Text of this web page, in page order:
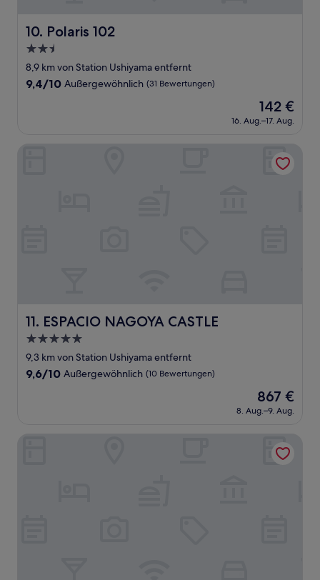
10. Polaris 102
Polaris 102
2.5-
Sterne-
Unterkunft
8,9 km von Station Ushiyama entfernt
9.4
Bewertungen)
9,4/10 Außergewöhnlich (31 Bewertungen)
Der
Preis
beträgt
142 €
16. Aug.–17. Aug.
11. ESPACIO NAGOYA CASTLE
ESPACIO NAGOYA CASTLE
5.0-
Sterne-
Unterkunft
9,3 km von Station Ushiyama entfernt
9.6
Bewertungen)
9,6/10 Außergewöhnlich (10 Bewertungen)
Der
Preis
beträgt
867 €
8. Aug.–9. Aug.